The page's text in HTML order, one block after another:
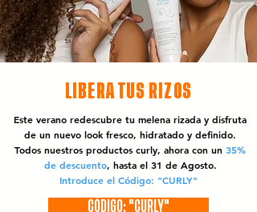
LIBERA TUS RIZOS
Este verano redescubre tu melena rizada y disfruta
de un nuevo look fresco, hidratado y definido.
Todos nuestros productos curly, ahora con un 35%
de descuento, hasta el 31 de Agosto.
Introduce el Código: "CURLY"
CÓDIGO: "CURLY"